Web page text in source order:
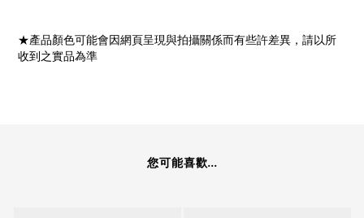
★產品顏色可能會因網頁呈現與拍攝關係而有些許差異，請以所
收到之實品為準
您可能喜歡...